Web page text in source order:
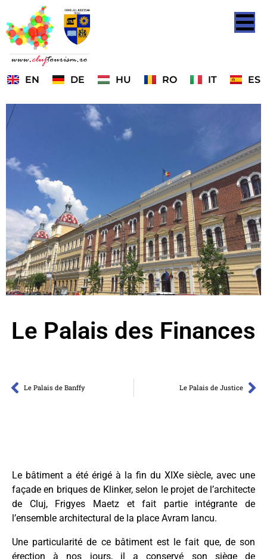
EN DE HU RO IT ES
Le Palais des Finances
Le Palais de Banffy Le Palais de Justice
Le bâtiment a été érigé à la fin du XIXe siècle, avec une
façade en briques de Klinker, selon le projet de l’architecte
de Cluj, Frigyes Maetz et fait partie intégrante de
l’ensemble architectural de la place Avram Iancu.
Une particularité de ce bâtiment est le fait que, de son
érection à nos jours, il a conservé son siège de